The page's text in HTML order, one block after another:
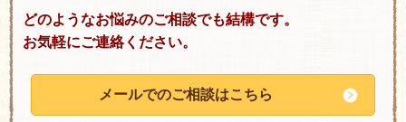
どのようなお悩みのご相談でも結構です。
お気軽にご連絡ください。
メールでのご相談はこちら